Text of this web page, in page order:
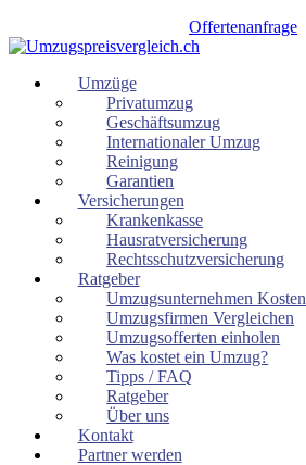
Offertenanfrage
Umzüge
Privatumzug
Geschäftsumzug
Internationaler Umzug
Reinigung
Garantien
Versicherungen
Krankenkasse
Hausratversicherung
Rechtsschutzversicherung
Ratgeber
Umzugsunternehmen Kosten
Umzugsfirmen Vergleichen
Umzugsofferten einholen
Was kostet ein Umzug?
Tipps / FAQ
Ratgeber
Über uns
Kontakt
Partner werden